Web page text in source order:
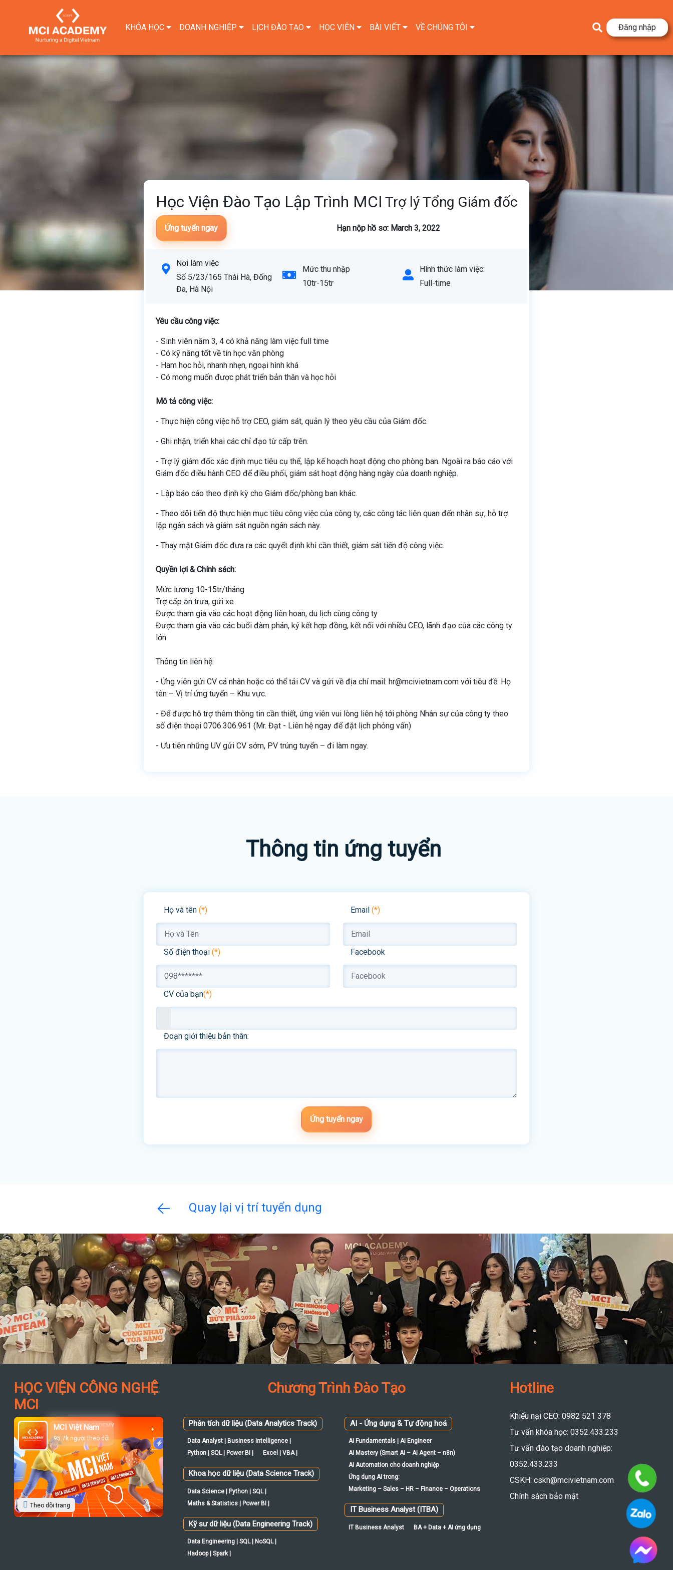
KHÓA HỌC DOANH NGHIỆP LỊCH ĐÀO TẠO HỌC VIÊN BÀI VIẾT VỀ CHÚNG TÔI Đăng nhập
Học Viện Đào Tạo Lập Trình MCI Trợ lý Tổng Giám đốc
Ứng tuyển ngay Hạn nộp hồ sơ: March 3, 2022
Nơi làm việc
Số 5/23/165 Thái Hà, Đống
Đa, Hà Nội
Mức thu nhập
10tr-15tr
Hình thức làm việc:
Full-time
Yêu cầu công việc:
- Sinh viên năm 3, 4 có khả năng làm việc full time
- Có kỹ năng tốt về tin học văn phòng
- Ham học hỏi, nhanh nhẹn, ngoại hình khá
- Có mong muốn được phát triển bản thân và học hỏi
Mô tả công việc:
- Thực hiện công việc hỗ trợ CEO, giám sát, quản lý theo yêu cầu của Giám đốc.
- Ghi nhận, triển khai các chỉ đạo từ cấp trên.
- Trợ lý giám đốc xác định mục tiêu cụ thể, lập kế hoạch hoạt động cho phòng ban. Ngoài ra báo cáo với
Giám đốc điều hành CEO để điều phối, giám sát hoạt động hàng ngày của doanh nghiệp.
- Lập báo cáo theo định kỳ cho Giám đốc/phòng ban khác.
- Theo dõi tiến độ thực hiện mục tiêu công việc của công ty, các công tác liên quan đến nhân sự, hỗ trợ
lập ngân sách và giám sát nguồn ngân sách này.
- Thay mặt Giám đốc đưa ra các quyết định khi cần thiết, giám sát tiến độ công việc.
Quyền lợi & Chính sách:
Mức lương 10-15tr/tháng
Trợ cấp ăn trưa, gửi xe
Được tham gia vào các hoạt động liên hoan, du lịch cùng công ty
Được tham gia vào các buổi đàm phán, ký kết hợp đồng, kết nối với nhiều CEO, lãnh đạo của các công ty
lớn
Thông tin liên hệ:
- Ứng viên gửi CV cá nhân hoặc có thể tải CV và gửi về địa chỉ mail: hr@mcivietnam.com với tiêu đề: Họ
tên – Vị trí ứng tuyển – Khu vực.
- Để được hỗ trợ thêm thông tin cần thiết, ứng viên vui lòng liên hệ tới phòng Nhân sự của công ty theo
số điện thoại 0706.306.961 (Mr. Đạt - Liên hệ ngay để đặt lịch phỏng vấn)
- Ưu tiên những UV gửi CV sớm, PV trúng tuyển – đi làm ngay.
Thông tin ứng tuyển
Họ và tên (*) Email (*)
Số điện thoại (*) Facebook
CV của bạn(*)
Đoạn giới thiệu bản thân:
Ứng tuyển ngay
Quay lại vị trí tuyển dụng
HỌC VIỆN CÔNG NGHỆ
MCI
MCI Việt Nam
95.7k người theo dõi
Theo dõi trang
Chương Trình Đào Tạo
Phân tích dữ liệu (Data Analytics Track)
Data Analyst | Business Intelligence |
Python | SQL | Power BI |
Excel | VBA |
Khoa học dữ liệu (Data Science Track)
Data Science | Python | SQL |
Maths & Statistics | Power BI |
Kỹ sư dữ liệu (Data Engineering Track)
Data Engineering | SQL | NoSQL |
Hadoop | Spark |
AI - Ứng dụng & Tự động hoá
AI Fundamentals | AI Engineer
AI Mastery (Smart AI – AI Agent – n8n)
AI Automation cho doanh nghiệp
Ứng dụng AI trong:
Marketing – Sales – HR – Finance – Operations
IT Business Analyst (ITBA)
IT Business Analyst BA + Data + AI ứng dụng
Hotline
Khiếu nại CEO: 0982 521 378
Tư vấn khóa học: 0352.433.233
Tư vấn đào tạo doanh nghiệp:
0352.433.233
CSKH: cskh@mcivietnam.com
Chính sách bảo mật